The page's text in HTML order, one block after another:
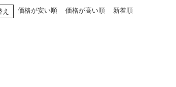
価格が安い順 価格が高い順 新着順